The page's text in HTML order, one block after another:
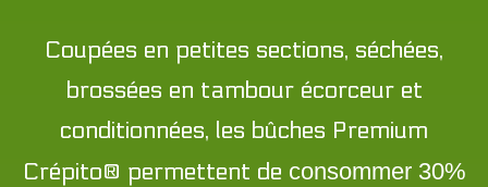
Coupées en petites sections, séchées,
brossées en tambour écorceur et
conditionnées, les bûches Premium
Crépito® permettent de consommer 30%